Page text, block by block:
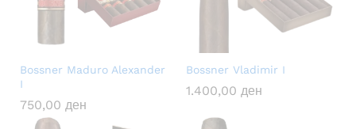
Bossner Maduro Alexander
I
750,00 ден
Bossner Vladimir I
1.400,00 ден